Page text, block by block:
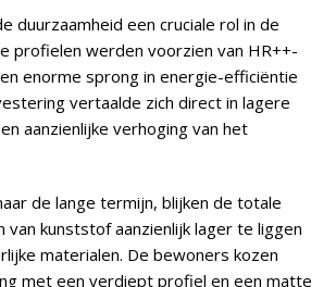
duurzaamheid een cruciale rol in de
profielen werden voorzien van HR++-
enorme sprong in energie-efficiëntie
vertaalde zich direct in lagere
aanzienlijke verhoging van het
de lange termijn, blijken de totale
van kunststof aanzienlijk lager te liggen
materialen. De bewoners kozen
met een verdiept profiel en een matte